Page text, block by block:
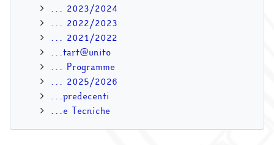
... 2023/2024
... 2022/2023
... 2021/2022
...tart@unito
... Programme
... 2025/2026
...predecenti
...e Tecniche